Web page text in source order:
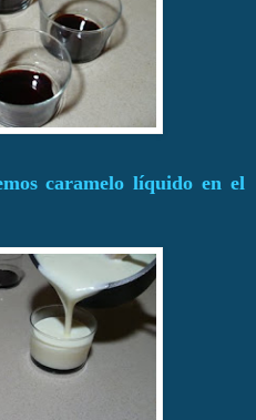
caramelo líquido en el